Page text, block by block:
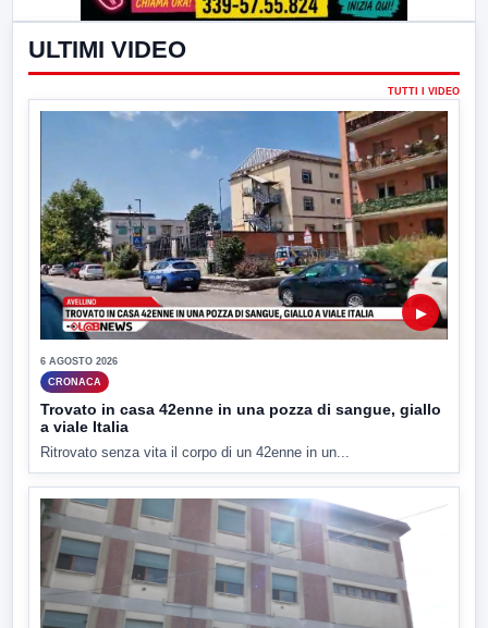
ULTIMI VIDEO
TUTTI I VIDEO
▶
6 AGOSTO 2026
CRONACA
Trovato in casa 42enne in una pozza di sangue, giallo
a viale Italia
Ritrovato senza vita il corpo di un 42enne in un...